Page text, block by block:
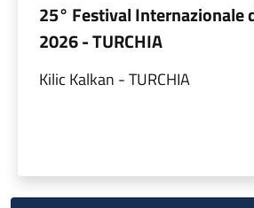
25° Festival Internazionale
2026 - TURCHIA
Kilic Kalkan - TURCHIA